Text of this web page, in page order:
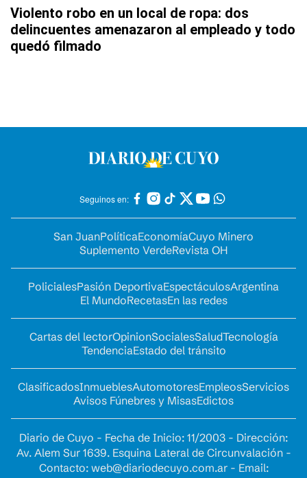
Violento robo en un local de ropa: dos
delincuentes amenazaron al empleado y todo
quedó filmado
Seguinos en:
San JuanPolíticaEconomíaCuyo Minero
Suplemento VerdeRevista OH
PolicialesPasión DeportivaEspectáculosArgentina
El MundoRecetasEn las redes
Cartas del lectorOpinionSocialesSaludTecnología
TendenciaEstado del tránsito
ClasificadosInmueblesAutomotoresEmpleosServicios
Avisos Fúnebres y MisasEdictos
Diario de Cuyo - Fecha de Inicio: 11/2003 - Dirección:
Av. Alem Sur 1639. Esquina Lateral de Circunvalación -
Contacto: web@diariodecuyo.com.ar- Email: